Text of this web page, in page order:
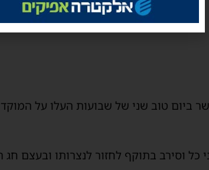
ביום טוב שני של שבועות העלו על
כל וסירב בתוקף לחזור לנצרותו ובעצם